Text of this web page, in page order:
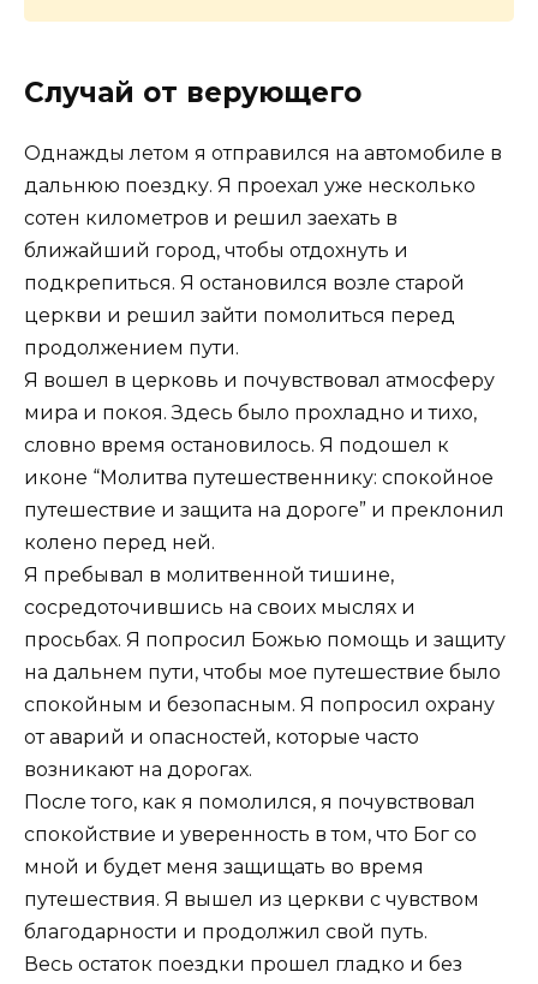
Случай от верующего
Однажды летом я отправился на автомобиле в
дальнюю поездку. Я проехал уже несколько
сотен километров и решил заехать в
ближайший город, чтобы отдохнуть и
подкрепиться. Я остановился возле старой
церкви и решил зайти помолиться перед
продолжением пути.
Я вошел в церковь и почувствовал атмосферу
мира и покоя. Здесь было прохладно и тихо,
словно время остановилось. Я подошел к
иконе “Молитва путешественнику: спокойное
путешествие и защита на дороге” и преклонил
колено перед ней.
Я пребывал в молитвенной тишине,
сосредоточившись на своих мыслях и
просьбах. Я попросил Божью помощь и защиту
на дальнем пути, чтобы мое путешествие было
спокойным и безопасным. Я попросил охрану
от аварий и опасностей, которые часто
возникают на дорогах.
После того, как я помолился, я почувствовал
спокойствие и уверенность в том, что Бог со
мной и будет меня защищать во время
путешествия. Я вышел из церкви с чувством
благодарности и продолжил свой путь.
Весь остаток поездки прошел гладко и без